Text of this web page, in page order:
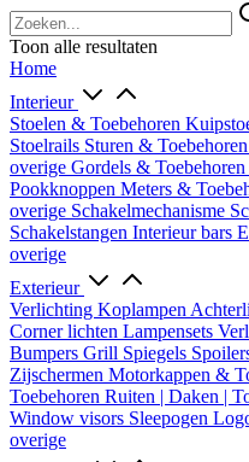
Toon alle resultaten
Home
Interieur
Stoelen & Toebehoren
Stoelrails Sturen & Toebehoren
overige Gordels & Toebehoren
Pookknoppen Meters &
overige Schakelmechanisme
Schakelstangen Interieur bars
overige
Exterieur
Verlichting Koplampen
Corner lichten Lampensets
Bumpers Grill Spiegels
Zijschermen Motorkappen &
Toebehoren Ruiten | Daken |
Window visors Sleepogen
overige